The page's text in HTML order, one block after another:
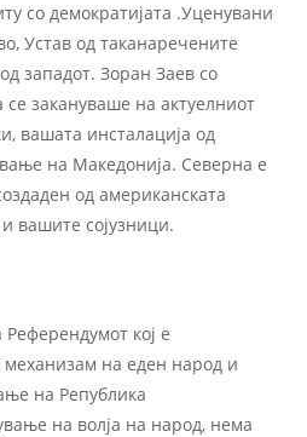
со демократијата .Уценувани
Устав од таканаречените
западот. Зоран Заев со
се закануваше на актуелниот
вашата инсталација од
на Македонија. Северна е
од американската
вашите сојузници.
кој е
на еден народ и
на Република
на волја на народ, нема